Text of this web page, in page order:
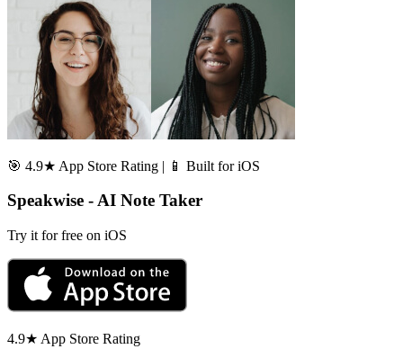
🎯 4.9★ App Store Rating | 📱 Built for iOS
Speakwise - AI Note Taker
Try it for free on iOS
4.9★ App Store Rating